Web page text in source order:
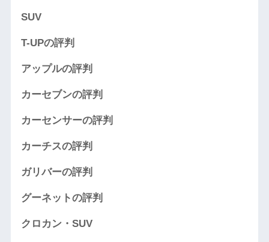
SUV
T-UPの評判
アップルの評判
カーセブンの評判
カーセンサーの評判
カーチスの評判
ガリバーの評判
グーネットの評判
クロカン・SUV